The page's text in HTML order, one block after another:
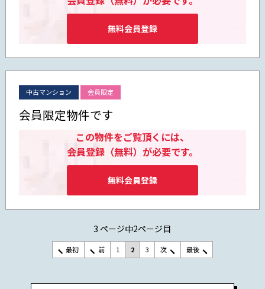
無料会員登録
中古マンション 会員限定
会員限定物件です
この物件をご覧頂くには、
会員登録（無料）が必要です。
無料会員登録
3 ページ中2ページ目
最初 前 1 2 3 次 最後